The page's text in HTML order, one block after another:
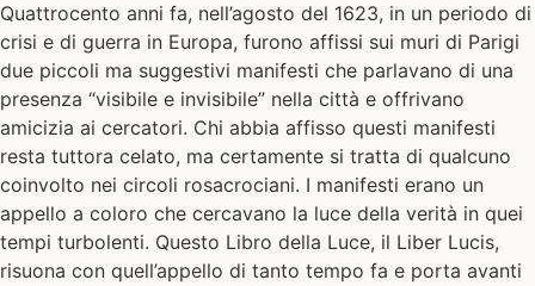
Quattrocento anni fa, nell’agosto del 1623, in un periodo di
crisi e di guerra in Europa, furono affissi sui muri di Parigi
due piccoli ma suggestivi manifesti che parlavano di una
presenza “visibile e invisibile” nella città e offrivano
amicizia ai cercatori. Chi abbia affisso questi manifesti
resta tuttora celato, ma certamente si tratta di qualcuno
coinvolto nei circoli rosacrociani. I manifesti erano un
appello a coloro che cercavano la luce della verità in quei
tempi turbolenti. Questo Libro della Luce, il Liber Lucis,
risuona con quell’appello di tanto tempo fa e porta avanti